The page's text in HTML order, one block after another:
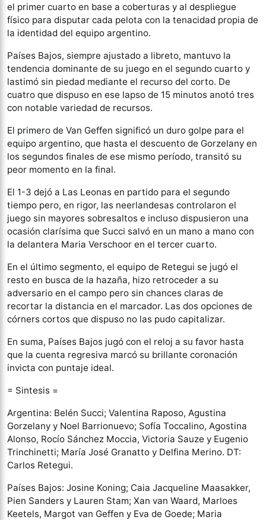
el primer cuarto en base a coberturas y al despliegue
físico para disputar cada pelota con la tenacidad propia de
la identidad del equipo argentino.
Países Bajos, siempre ajustado a libreto, mantuvo la
tendencia dominante de su juego en el segundo cuarto y
lastimó sin piedad mediante el recurso del corto. De
cuatro que dispuso en ese lapso de 15 minutos anotó tres
con notable variedad de recursos.
El primero de Van Geffen significó un duro golpe para el
equipo argentino, que hasta el descuento de Gorzelany en
los segundos finales de ese mismo período, transitó su
peor momento en la final.
El 1-3 dejó a Las Leonas en partido para el segundo
tiempo pero, en rigor, las neerlandesas controlaron el
juego sin mayores sobresaltos e incluso dispusieron una
ocasión clarísima que Succi salvó en un mano a mano con
la delantera Maria Verschoor en el tercer cuarto.
En el último segmento, el equipo de Retegui se jugó el
resto en busca de la hazaña, hizo retroceder a su
adversario en el campo pero sin chances claras de
recortar la distancia en el marcador. Las dos opciones de
córners cortos que dispuso no las pudo capitalizar.
En suma, Países Bajos jugó con el reloj a su favor hasta
que la cuenta regresiva marcó su brillante coronación
invicta con puntaje ideal.
= Sintesis =
Argentina: Belén Succi; Valentina Raposo, Agustina
Gorzelany y Noel Barrionuevo; Sofía Toccalino, Agostina
Alonso, Rocío Sánchez Moccia, Victoria Sauze y Eugenio
Trinchinetti; María José Granatto y Delfina Merino. DT:
Carlos Retegui.
Países Bajos: Josine Koning; Caia Jacqueline Maasakker,
Pien Sanders y Lauren Stam; Xan van Waard, Marloes
Keetels, Margot van Geffen y Eva de Goede; Maria